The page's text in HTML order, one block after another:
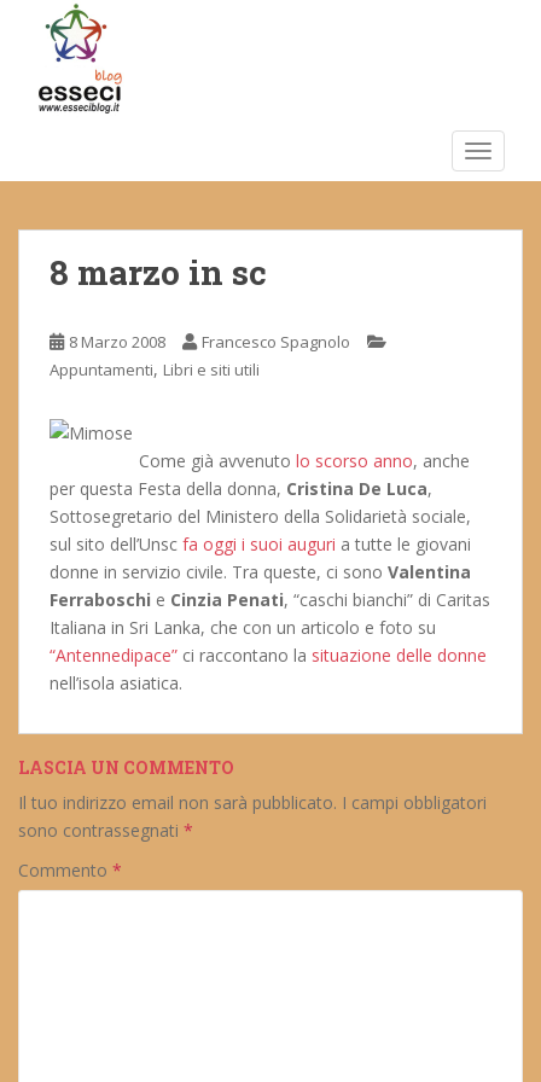
m
8 marzo in sc
8 Marzo 2008
Francesco Spagnolo
Appuntamenti, Libri e siti utili
Come già avvenuto lo scorso anno, anche
per questa Festa della donna, Cristina De Luca,
Sottosegretario del Ministero della Solidarietà sociale,
sul sito dell’Unsc fa oggi i suoi auguri a tutte le giovani
donne in servizio civile. Tra queste, ci sono Valentina
Ferraboschi e Cinzia Penati, “caschi bianchi” di Caritas
Italiana in Sri Lanka, che con un articolo e foto su
“Antennedipace” ci raccontano la situazione delle donne
nell’isola asiatica.
LASCIA UN COMMENTO
Il tuo indirizzo email non sarà pubblicato. I campi obbligatori
sono contrassegnati *
Commento *